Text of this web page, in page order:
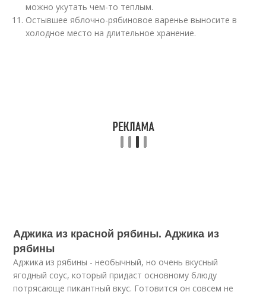
можно укутать чем-то теплым.
Остывшее яблочно-рябиновое варенье выносите в
холодное место на длительное хранение.
Аджика из красной рябины. Аджика из
рябины
Аджика из рябины - необычный, но очень вкусный
ягодный соус, который придаст основному блюду
потрясающе пикантный вкус. Готовится он совсем не